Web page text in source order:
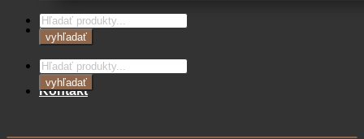
Blog
Kontakt
Products
search
vyhľadať
Products
search
vyhľadať